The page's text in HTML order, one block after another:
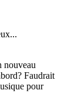
nouveau
Faudrait
pour